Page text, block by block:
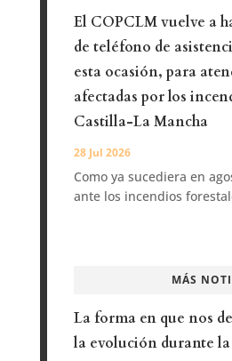
El COPCLM vuelve a
de teléfono de
esta ocasión, para
afectadas por los
Castilla-La Mancha
28 Jul 2026
Como ya sucediera en
ante los incendios
MÁS
La forma en que nos
la evolución durante